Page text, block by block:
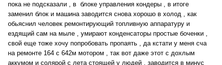
пока не подсказали , в блоке управления кондеры , в итоге
заменил блок и машина заводится снова хорошо в холод , как
обьяснил человек ремонтирующий топливную аппаратуру и
ездящий сам на мыле , умирают конденсаторы простые боченки ,
свой еще тоже хочу попробовать пропаять , да кстати у меня сча
на ремонте 164 с 642м мотором , так вот даже этот с дохлым
аккумом и солярой с лета стоящей у людей , заводится в минус